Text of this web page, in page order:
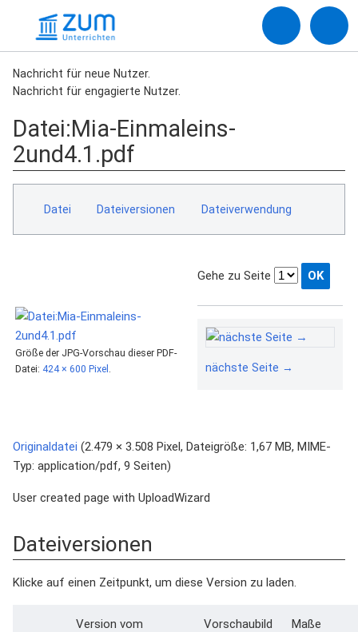
Nachricht für neue Nutzer.
Nachricht für engagierte Nutzer.
Datei:Mia-Einmaleins-
2und4.1.pdf
Datei Dateiversionen Dateiverwendung
Größe der JPG-Vorschau dieser PDF-
Datei: 424 × 600 Pixel .
Gehe zu Seite
nächste Seite →
Originaldatei (2.479 × 3.508 Pixel, Dateigröße: 1,67 MB, MIME-
Typ: application/pdf, 9 Seiten)
User created page with UploadWizard
Dateiversionen
Klicke auf einen Zeitpunkt, um diese Version zu laden.
Version vom Vorschaubild Maße